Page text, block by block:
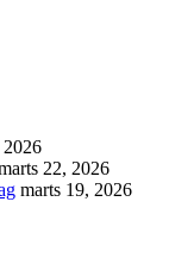
22, 2026
marts 19, 2026